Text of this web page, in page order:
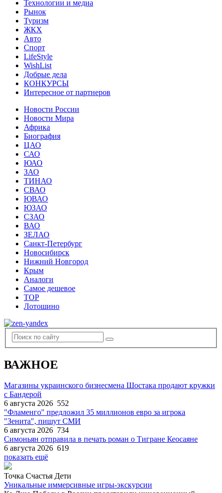
Технологии и медиа
Рынок
Туризм
ЖКХ
Авто
Спорт
LifeStyle
WishList
Добрые дела
КОНКУРСЫ
Интересное от партнеров
Новости России
Новости Мира
Африка
Биография
ЦАО
САО
ЮАО
ЗАО
ТИНАО
СВАО
ЮВАО
ЮЗАО
СЗАО
ВАО
ЗЕЛАО
Санкт-Петербург
Новосибирск
Нижний Новгород
Крым
Аналоги
Самое дешевое
TOP
Лотошино
ВАЖНОЕ
Магазины украинского бизнесмена Шостака продают кружки
с Бандерой
6 августа 2026 552
"Фламенго" предложил 35 миллионов евро за игрока
"Зенита", пишут СМИ
6 августа 2026 734
Симоньян отправила в печать роман о Тигране Кеосаяне
6 августа 2026 619
показать ещё
Точка Счастья Дети
Уникальные иммерсивные игры-экскурсии